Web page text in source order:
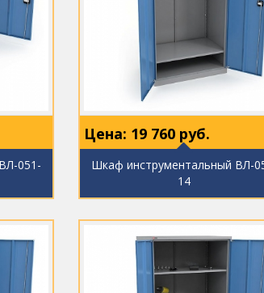
051-
Цена: 19 760 руб.
Шкаф инструментальный ВЛ-
14